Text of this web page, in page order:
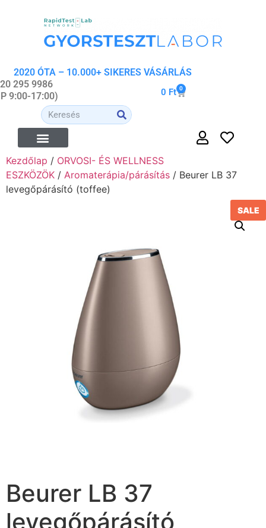
2020 ÓTA – 10.000+ SIKERES VÁSÁRLÁS
295 9986
9:00-17:00)
0 Ft 0
Kezdőlap / ORVOSI- ÉS WELLNESS
ESZKÖZÖK / Aromaterápia/párásítás / Beurer LB 37
levegőpárásító (toffee)
SALE
Beurer LB 37
levegőpárásító